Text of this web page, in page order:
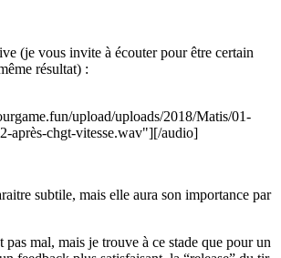
(je vous invite à écouter pour être certain
résultat) :
upload/uploads/2018/Matis/01-
après-chgt-vitesse.wav"][/audio]
subtile, mais elle aura son importance par
pas mal, mais je trouve à ce stade que pour un